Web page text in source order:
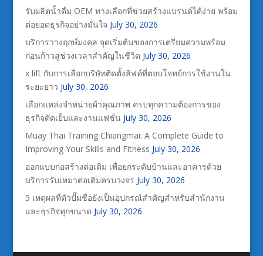
รับผลิตน้ำดื่ม OEM ทางเลือกที่ช่วยสร้างแบรนด์ได้ง่าย พร้อม
ต่อยอดธุรกิจอย่างมั่นใจ July 30, 2026
บริการวางฤกษ์มงคล จุดเริ่มต้นของการเตรียมความพร้อม
ก่อนก้าวสู่ช่วงเวลาสำคัญในชีวิต July 30, 2026
x lift กับการเลือกบริษัทติดตั้งลิฟท์ที่ตอบโจทย์การใช้งานใน
ระยะยาว July 30, 2026
เลือกแหล่งจำหน่ายผ้าคุณภาพ ครบทุกความต้องการของ
ธุรกิจตัดเย็บและงานแฟชั่น July 30, 2026
Muay Thai Training Chiangmai: A Complete Guide to
Improving Your Skills and Fitness July 30, 2026
ออกแบบก่อสร้างต่อเติม เพื่อยกระดับบ้านและอาคารด้วย
บริการรับเหมาต่อเติมครบวงจร July 30, 2026
5 เหตุผลที่ตัวปั๊มชื่อยังเป็นอุปกรณ์สำคัญสำหรับสำนักงาน
และธุรกิจทุกขนาด July 30, 2026